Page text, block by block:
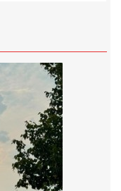
| Aktualizováno: 4. 8. 2026